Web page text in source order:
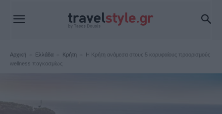
Αρχική Ελλάδα Κρήτη
Η Κρήτη ανάμεσα στους 5 κορυφαίους προορισμούς
wellness παγκοσμίως